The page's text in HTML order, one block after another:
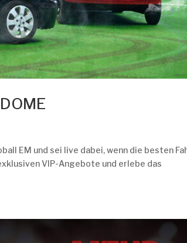
EM und sei live dabei, wenn die besten
VIP-Angebote und erlebe das